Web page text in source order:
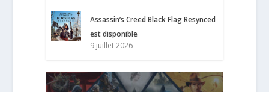
Assassin’s Creed Black Flag Resynced
est disponible
9 juillet 2026